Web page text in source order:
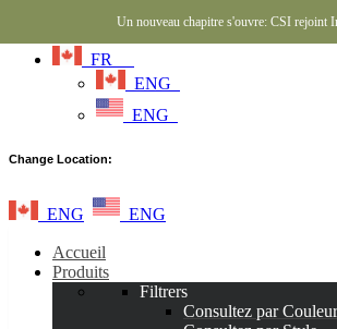
FR
ENG
ENG
Un nouveau chapitre s'ouvre: CSI rejoint
Change Location:
ENG ENG
Accueil
Produits
Filtrers
Consultez par Couleur